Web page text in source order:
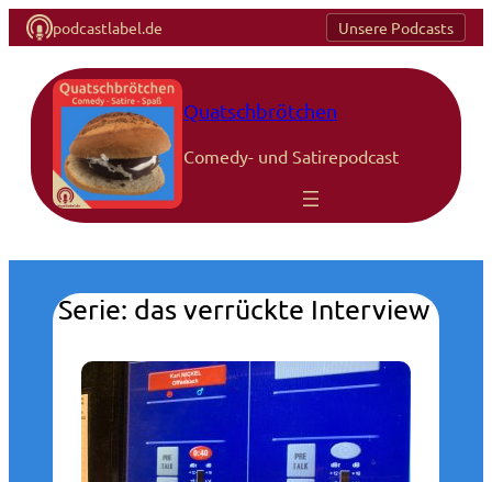
podcastlabel.de Unsere Podcasts
Inhalt
springen
Quatschbrötchen
Comedy- und Satirepodcast
Serie: das verrückte Interview